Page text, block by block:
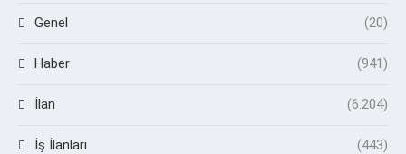
Genel (20)
Haber (941)
İlan (6.204)
İş İlanları (443)